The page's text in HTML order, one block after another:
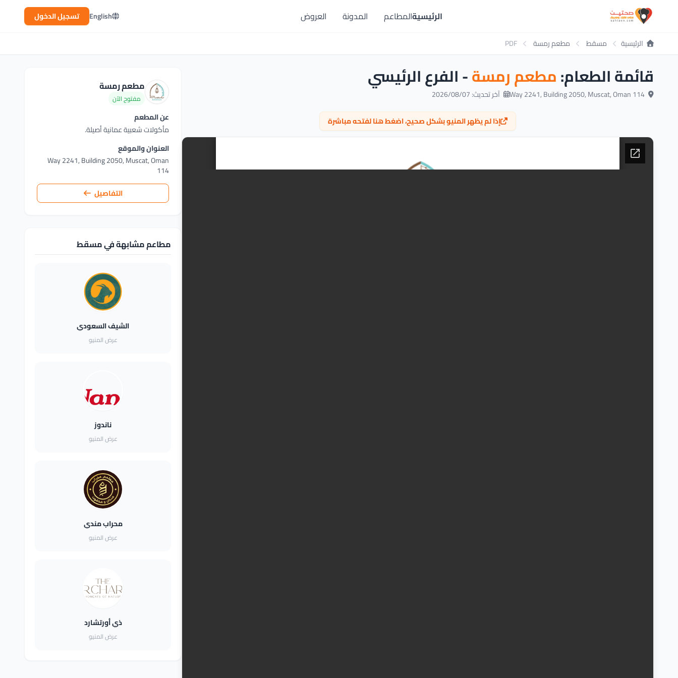
الرئيسيةالمطاعم المدونة العروض English تسجيل الدخول
الرئيسية مسقط مطعم رمسة PDF
قائمة الطعام:مطعم رمسة- الفرع الرئيسي
آخر تحديث: 2026/08/07
إذا لم يظهر المنيو بشكل صحيح، اضغط هنا لفتحه مباشرة
مطعم رمسة
مفتوح الآن
عن المطعم
مأكولات شعبية عمانية أصيلة.
العنوان والموقع
Way 2241, Building 2050, Muscat, Oman
114
التفاصيل
مطاعم مشابهة في مسقط
الشيف السعودي
عرض المنيو
ناندوز
عرض المنيو
محراب مندي
عرض المنيو
ذي أورتشارد
عرض المنيو